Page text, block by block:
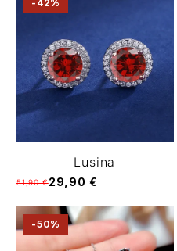
-42%
Lusina
51,90 €29,90 €
-50%